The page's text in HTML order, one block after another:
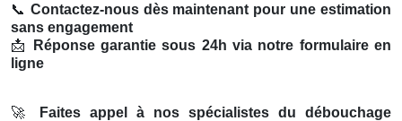
📞 Contactez-nous dès maintenant pour une estimation
sans engagement
📩
Réponse garantie sous 24h via notre formulaire en
ligne
🚀
Faites appel à nos spécialistes du débouchage